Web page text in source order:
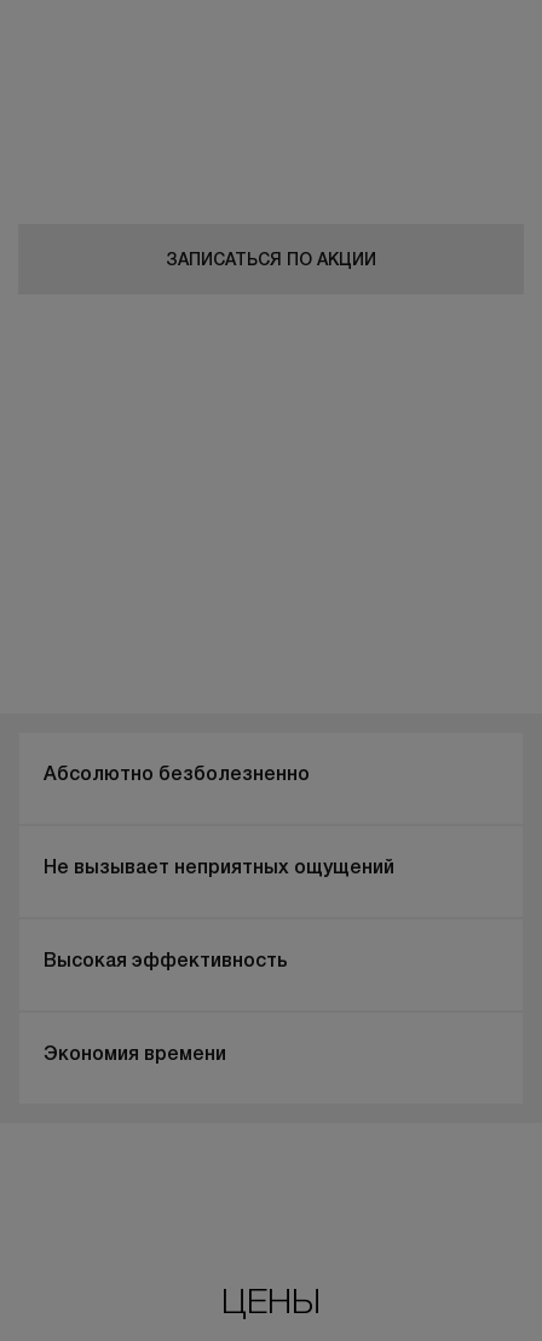
ЗАПИСАТЬСЯ ПО АКЦИИ
Абсолютно безболезненно
Не вызывает неприятных ощущений
Высокая эффективность
Экономия времени
ЦЕНЫ